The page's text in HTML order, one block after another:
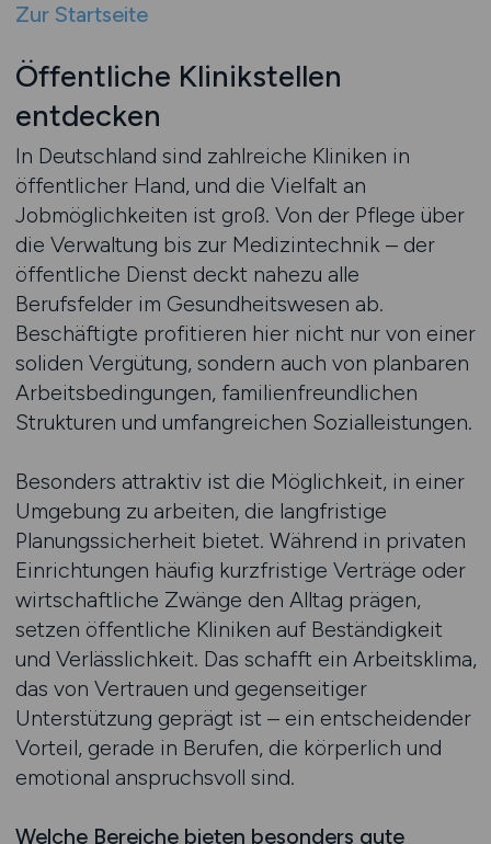
Zur Startseite
Öffentliche Klinikstellen
entdecken
In Deutschland sind zahlreiche Kliniken in
öffentlicher Hand, und die Vielfalt an
Jobmöglichkeiten ist groß. Von der Pflege über
die Verwaltung bis zur Medizintechnik – der
öffentliche Dienst deckt nahezu alle
Berufsfelder im Gesundheitswesen ab.
Beschäftigte profitieren hier nicht nur von einer
soliden Vergütung, sondern auch von planbaren
Arbeitsbedingungen, familienfreundlichen
Strukturen und umfangreichen Sozialleistungen.
Besonders attraktiv ist die Möglichkeit, in einer
Umgebung zu arbeiten, die langfristige
Planungssicherheit bietet. Während in privaten
Einrichtungen häufig kurzfristige Verträge oder
wirtschaftliche Zwänge den Alltag prägen,
setzen öffentliche Kliniken auf Beständigkeit
und Verlässlichkeit. Das schafft ein Arbeitsklima,
das von Vertrauen und gegenseitiger
Unterstützung geprägt ist – ein entscheidender
Vorteil, gerade in Berufen, die körperlich und
emotional anspruchsvoll sind.
Welche Bereiche bieten besonders gute